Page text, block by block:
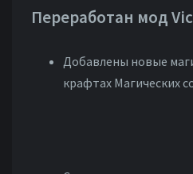
Переработан мод
Добавлены новые
крафтах Магических